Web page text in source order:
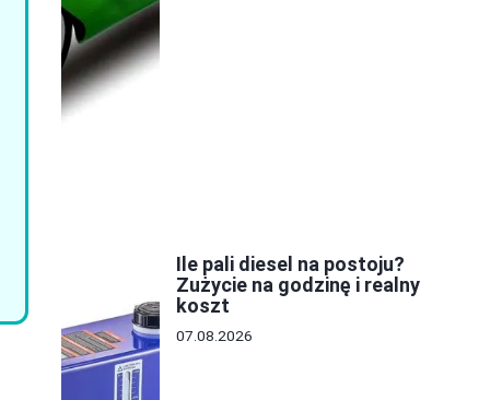
Ile pali diesel na postoju?
Zużycie na godzinę i realny
koszt
07.08.2026